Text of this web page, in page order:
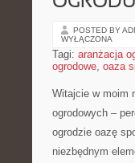
POSTED BY
WYŁĄCZONA
Tagi: aranżacja
ogrodowe, oaza
Witajcie w moim
ogrodowych –
ogrodzie oazę
niezbędnym